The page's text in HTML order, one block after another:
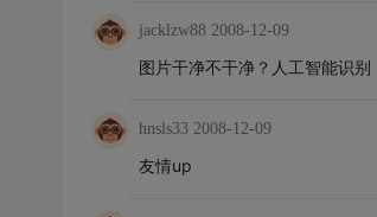
jacklzw88 2008-12-09
图片干净不干净？人工智能识别
hnsls33 2008-12-09
友情up